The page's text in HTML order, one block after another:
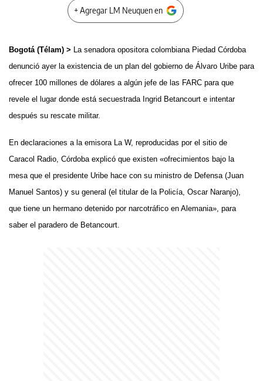
+ Agregar LM Neuquen en
Bogotá (Télam) > La senadora opositora colombiana Piedad Córdoba
denunció ayer la existencia de un plan del gobierno de Álvaro Uribe para
ofrecer 100 millones de dólares a algún jefe de las FARC para que
revele el lugar donde está secuestrada Ingrid Betancourt e intentar
después su rescate militar.
En declaraciones a la emisora La W, reproducidas por el sitio de
Caracol Radio, Córdoba explicó que existen «ofrecimientos bajo la
mesa que el presidente Uribe hace con su ministro de Defensa (Juan
Manuel Santos) y su general (el titular de la Policía, Oscar Naranjo),
que tiene un hermano detenido por narcotráfico en Alemania», para
saber el paradero de Betancourt.